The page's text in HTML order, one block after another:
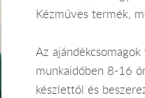
Kézműves termék,
Az
munkaidőben 8-16
készlettől és